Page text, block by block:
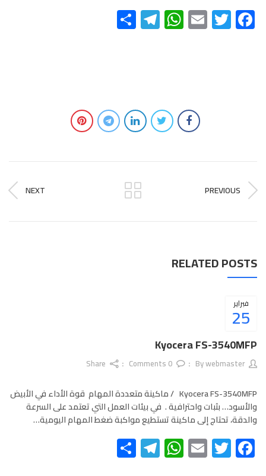
Facebook
Twitter
Email
WhatsApp
Telegram
PREVIOUS
NEXT
RELATED POSTS
25
فبراير
Kyocera FS-3540MFP
By
webmaster
0
Share
Kyocera FS-3540MFP / ماكينة متعددة المهام قوة الأداء في الأبيض
والأسود… بثبات واحترافية . في بيئات العمل التي تعتمد على السرعة
والدقة، تحتاج إلى ماكينة تستطيع مواكبة ضغط المهام اليومية…
Facebook
Twitter
Email
WhatsApp
Telegram